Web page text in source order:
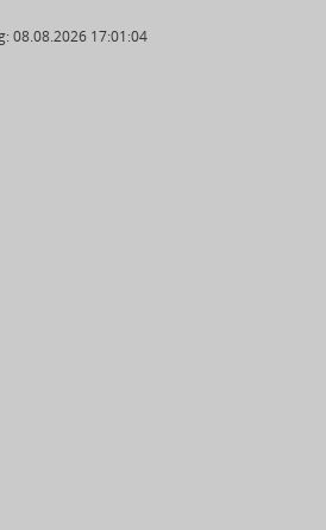
08.08.2026 17:01:04